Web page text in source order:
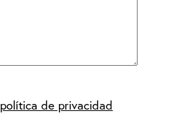
política de privacidad